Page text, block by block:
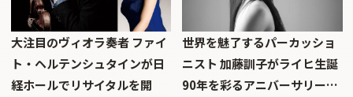
大注目のヴィオラ奏者 ファイ
ト・ヘルテンシュタインが日
経ホールでリサイタルを開
世界を魅了するパーカッショ
ニスト 加藤訓子がライヒ生誕
90年を彩るアニバーサリー…